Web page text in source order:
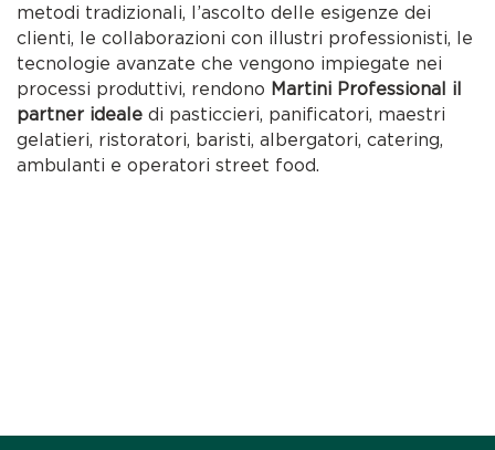
metodi tradizionali, l’ascolto delle esigenze dei
clienti, le collaborazioni con illustri professionisti, le
tecnologie avanzate che vengono impiegate nei
processi produttivi, rendono Martini Professional il
partner ideale di pasticcieri, panificatori, maestri
gelatieri, ristoratori, baristi, albergatori, catering,
ambulanti e operatori street food.